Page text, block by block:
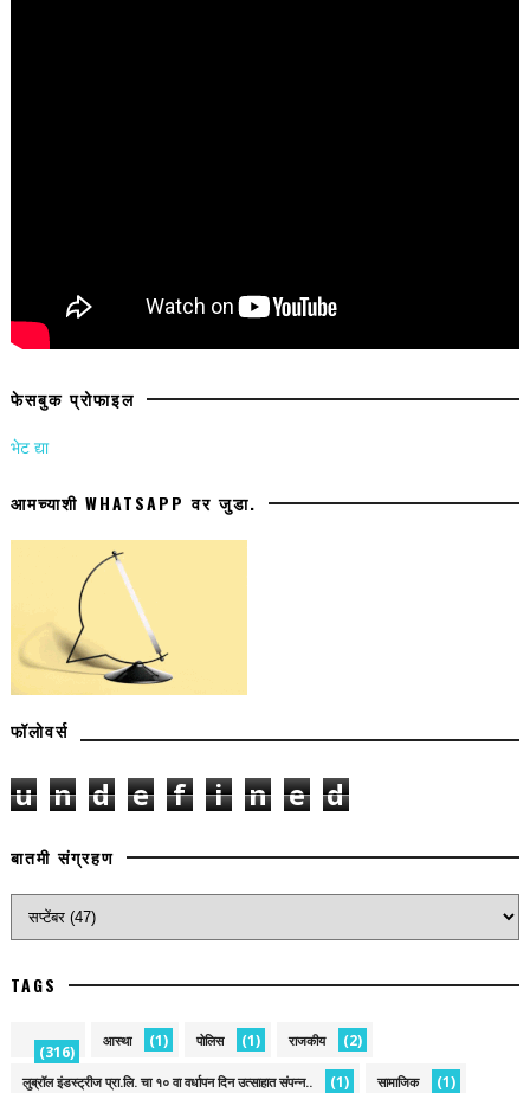
फेसबुक प्रोफाइल
भेट द्या
आमच्याशी WHATSAPP वर जुडा.
फॉलोवर्स
u n d e f i n e d
बातमी संग्रहण
TAGS
(316)
आस्था (1) पोलिस (1) राजकीय (2)
लुब्रॉल इंडस्ट्रीज प्रा.लि. चा १० वा वर्धापन दिन उत्साहात संपन्न.. (1) सामाजिक (1)